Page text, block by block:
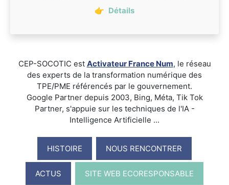
👉 Détails
CEP-SOCOTIC est Activateur France Num, le réseau
des experts de la transformation numérique des
TPE/PME référencés par le gouvernement.
Google Partner depuis 2003, Bing, Méta, Tik Tok
Partner, s'appuie sur les techniques de l'IA -
Intelligence Artificielle ...
HISTOIRE NOUS RENCONTRER
ACTUS SITE WEB ECORESPONSABLE